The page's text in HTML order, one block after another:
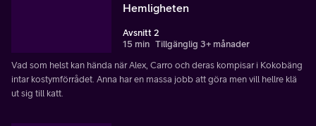
Hemligheten
Avsnitt 2
15 min Tillgänglig 3+ månader
Vad som helst kan hända när Alex, Carro och deras kompisar i Kokobäng
intar kostymförrådet. Anna har en massa jobb att göra men vill hellre klä
ut sig till katt.